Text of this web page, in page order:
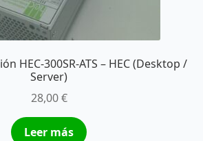
HEC-300SR-ATS – HEC (Desktop /
Server)
28,00€
Leer más